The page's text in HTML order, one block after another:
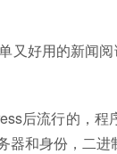
好用的新闻阅
流行的，程
器和身份，二进